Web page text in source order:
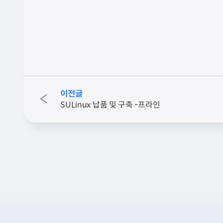
<
이전글
SULinux 납품 및 구축 -프라인